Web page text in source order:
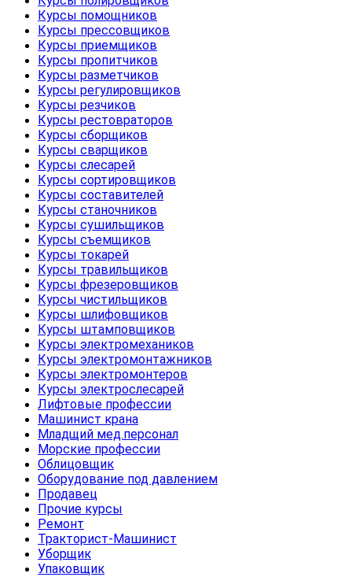
Курсы помощников
Курсы прессовщиков
Курсы приемщиков
Курсы пропитчиков
Курсы разметчиков
Курсы регулировщиков
Курсы резчиков
Курсы рестовраторов
Курсы сборщиков
Курсы сварщиков
Курсы слесарей
Курсы сортировщиков
Курсы составителей
Курсы станочников
Курсы сушильщиков
Курсы съемщиков
Курсы токарей
Курсы травильщиков
Курсы фрезеровщиков
Курсы чистильщиков
Курсы шлифовщиков
Курсы штамповщиков
Курсы электромехаников
Курсы электромонтажников
Курсы электромонтеров
Курсы электрослесарей
Лифтовые профессии
Машинист крана
Младщий мед.персонал
Морские профессии
Облицовщик
Оборудование под давлением
Продавец
Прочие курсы
Ремонт
Тракторист-Машинист
Уборщик
Упаковщик